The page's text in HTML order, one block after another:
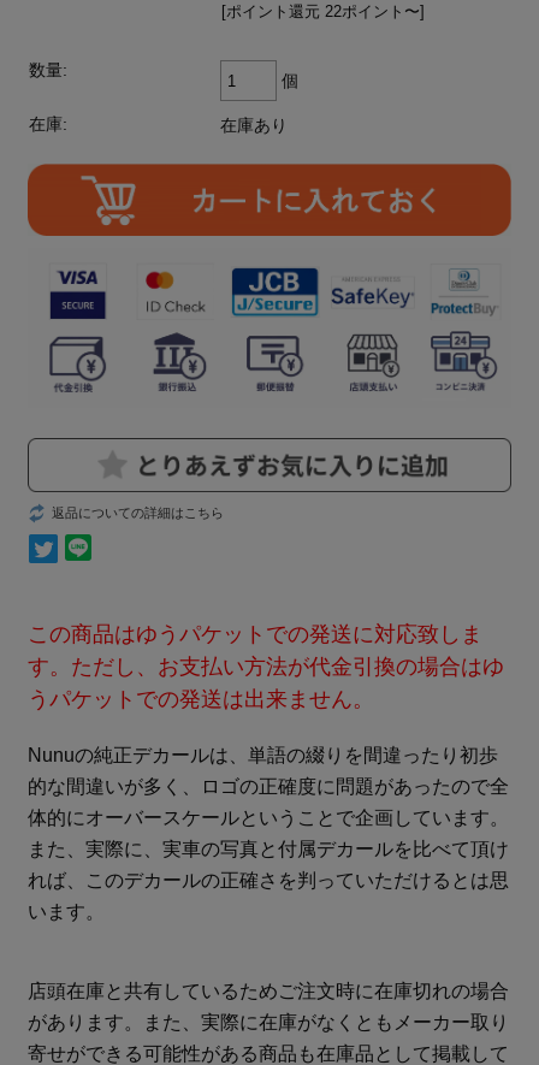
[ポイント還元 22ポイント〜]
数量:
個
在庫: 在庫あり
返品についての詳細はこちら
この商品はゆうパケットでの発送に対応致しま
す。ただし、お支払い方法が代金引換の場合はゆ
うパケットでの発送は出来ません。
Nunuの純正デカールは、単語の綴りを間違ったり初歩
的な間違いが多く、ロゴの正確度に問題があったので全
体的にオーバースケールということで企画しています。
また、実際に、実車の写真と付属デカールを比べて頂け
れば、このデカールの正確さを判っていただけるとは思
います。
店頭在庫と共有しているためご注文時に在庫切れの場合
があります。また、実際に在庫がなくともメーカー取り
寄せができる可能性がある商品も在庫品として掲載して